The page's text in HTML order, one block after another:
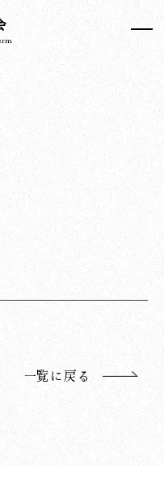
一覧に戻る